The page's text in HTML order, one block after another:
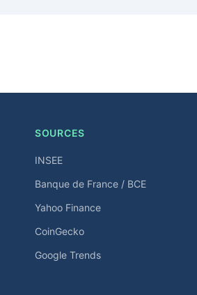
SOURCES
INSEE
Banque de France / BCE
Yahoo Finance
CoinGecko
Google Trends